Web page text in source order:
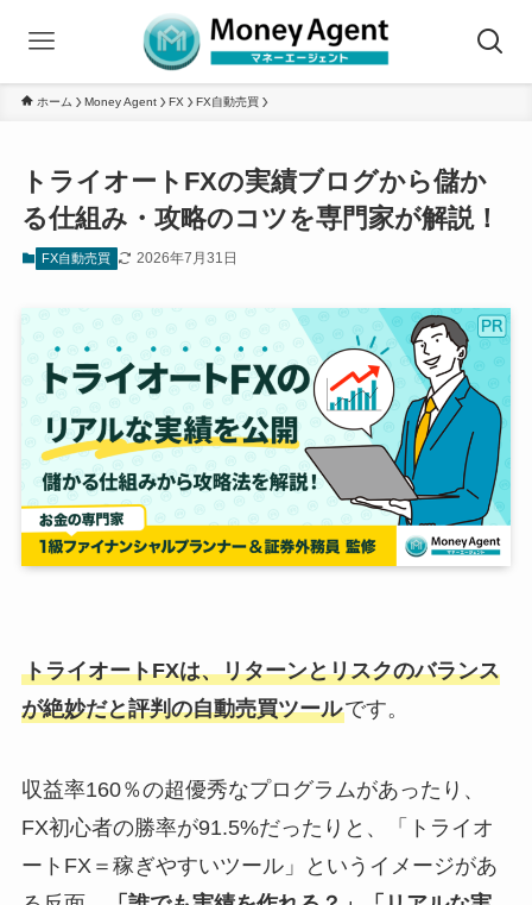
ホーム Money Agent FX FX自動売買
トライオートFXの実績ブログから儲か
る仕組み・攻略のコツを専門家が解説！
FX自動売買 2026年7月31日
トライオートFXは、リターンとリスクのバランス
が絶妙だと評判の自動売買ツールです。
収益率160％の超優秀なプログラムがあったり、
FX初心者の勝率が91.5%だったりと、「トライオ
ートFX＝稼ぎやすいツール」というイメージがあ